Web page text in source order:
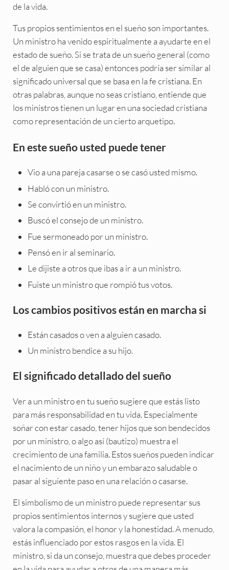
de la vida.
Tus propios sentimientos en el sueño son importantes.
Un ministro ha venido espiritualmente a ayudarte en el
estado de sueño. Si se trata de un sueño general (como
el de alguien que se casa) entonces podría ser similar al
significado universal que se basa en la fe cristiana. En
otras palabras, aunque no seas cristiano, entiende que
los ministros tienen un lugar en una sociedad cristiana
como representación de un cierto arquetipo.
En este sueño usted puede tener
Vio a una pareja casarse o se casó usted mismo.
Habló con un ministro.
Se convirtió en un ministro.
Buscó el consejo de un ministro.
Fue sermoneado por un ministro.
Pensó en ir al seminario.
Le dijiste a otros que ibas a ir a un ministro.
Fuiste un ministro que rompió tus votos.
Los cambios positivos están en marcha si
Están casados o ven a alguien casado.
Un ministro bendice a su hijo.
El significado detallado del sueño
Ver a un ministro en tu sueño sugiere que estás listo
para más responsabilidad en tu vida. Especialmente
soñar con estar casado, tener hijos que son bendecidos
por un ministro, o algo así (bautizo) muestra el
crecimiento de una familia. Estos sueños pueden indicar
el nacimiento de un niño y un embarazo saludable o
pasar al siguiente paso en una relación o casarse.
El simbolismo de un ministro puede representar sus
propios sentimientos internos y sugiere que usted
valora la compasión, el honor y la honestidad. A menudo,
estás influenciado por estos rasgos en la vida. El
ministro, si da un consejo, muestra que debes proceder